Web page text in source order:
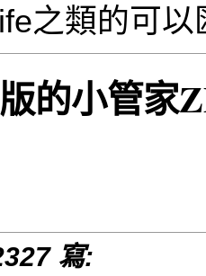
之類的可
的小管家
寫: